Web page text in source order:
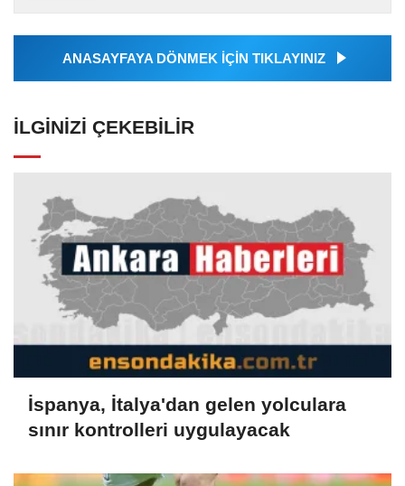
Ajansı tarafından...
ANASAYFAYA DÖNMEK İÇİN TIKLAYINIZ
İLGINIZI ÇEKEBILIR
İspanya, İtalya'dan gelen yolculara
sınır kontrolleri uygulayacak